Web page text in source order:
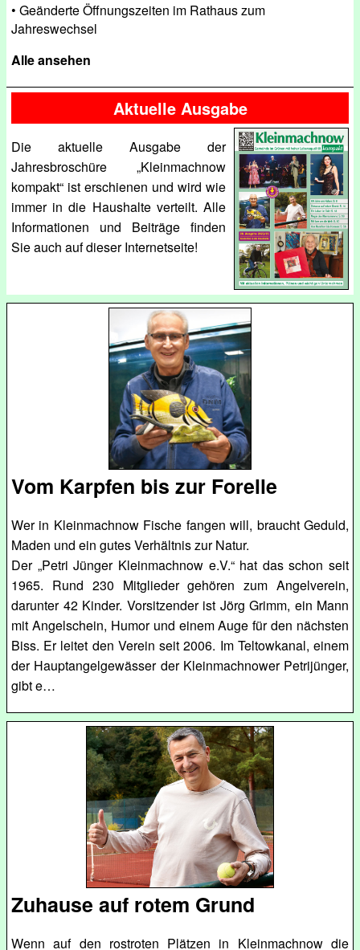
• Geänderte Öffnungszeiten im Rathaus zum
Jahreswechsel
Alle ansehen
Aktuelle Ausgabe
Die aktuelle Ausgabe der
Jahresbroschüre „Kleinmachnow
kompakt“ ist erschienen und wird wie
immer in die Haushalte verteilt. Alle
Informationen und Beiträge finden
Sie auch auf dieser Internetseite!
Vom Karpfen bis zur Forelle
Wer in Kleinmachnow Fische fangen will, braucht Geduld,
Maden und ein gutes Verhältnis zur Natur.
Der „Petri Jünger Kleinmachnow e.V.“ hat das schon seit
1965. Rund 230 Mitglieder gehören zum Angelverein,
darunter 42 Kinder. Vorsitzender ist Jörg Grimm, ein Mann
mit Angelschein, Humor und einem Auge für den nächsten
Biss. Er leitet den Verein seit 2006. Im Teltowkanal, einem
der Hauptangelgewässer der Kleinmachnower Petrijünger,
gibt e…
Zuhause auf rotem Grund
Wenn auf den rostroten Plätzen in Kleinmachnow die